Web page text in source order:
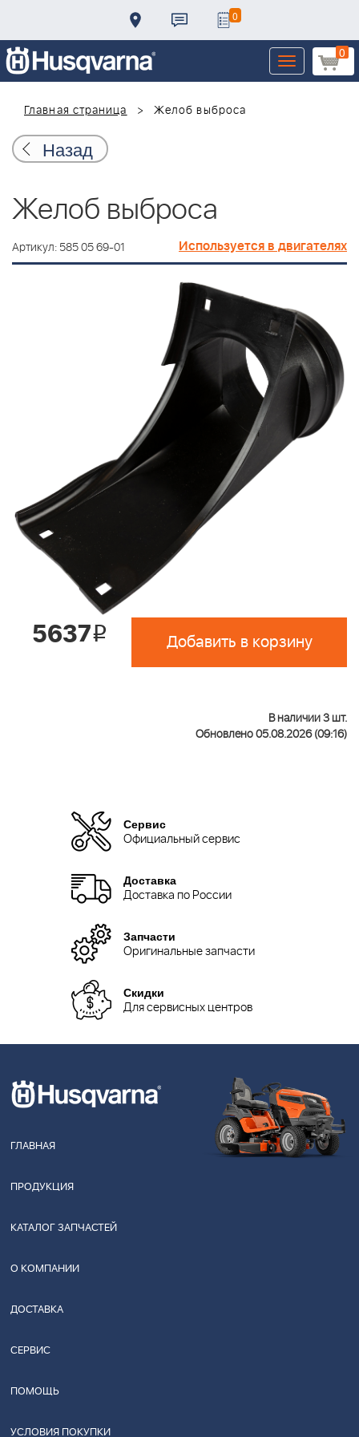
0
0
Toggle
navigation
Главная страница
Желоб выброса
Назад
Желоб выброса
Артикул: 585 05 69-01 Используется в двигателях
5637i Добавить в корзину
В наличии 3 шт.
Обновлено 05.08.2026 (09:16)
Сервис
Официальный сервис
Доставка
Доставка по России
Запчасти
Оригинальные запчасти
Скидки
Для сервисных центров
ГЛАВНАЯ
ПРОДУКЦИЯ
КАТАЛОГ ЗАПЧАСТЕЙ
О КОМПАНИИ
ДОСТАВКА
СЕРВИС
ПОМОЩЬ
УСЛОВИЯ ПОКУПКИ